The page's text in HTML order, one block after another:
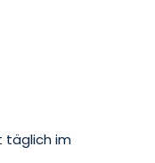
täglich im